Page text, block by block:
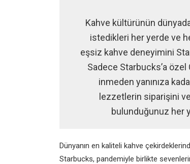
Kahve kültürünün
istedikleri her yerde ve
eşsiz kahve deneyimini
Sadece Starbucks’a
inmeden yanınıza
lezzetlerin siparişini
bulunduğunuz her
Dünyanın en kaliteli kahve
Starbucks, pandemiyle birlikte